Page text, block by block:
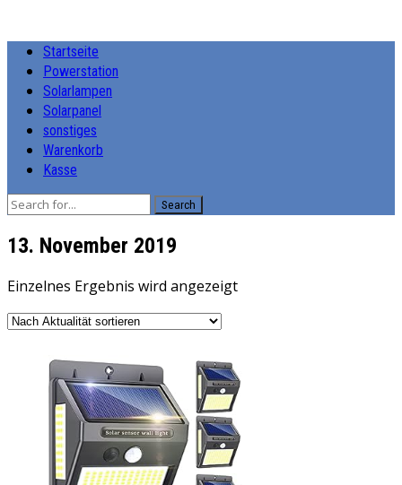
Startseite
Powerstation
Solarlampen
Solarpanel
sonstiges
Warenkorb
Kasse
Search
13. November 2019
Einzelnes Ergebnis wird angezeigt